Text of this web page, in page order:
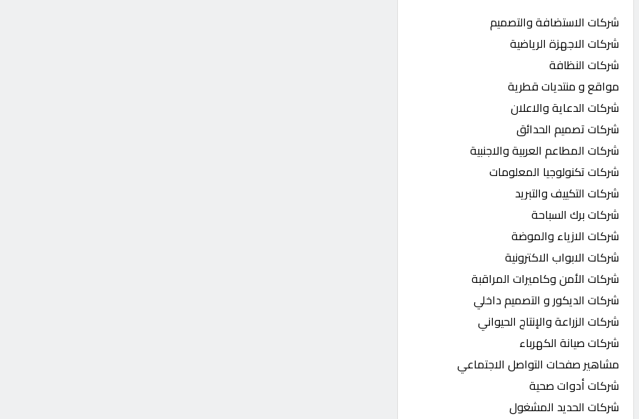
كيو
ماركت
الدليل
القطري
POWERED
QHOST
شركات الاستضافة والتصميم
شركات الاجهزة الرياضية
شركات النظافة
مواقع و منتديات قطرية
شركات الدعاية والاعلان
شركات تصميم الحدائق
شركات المطاعم العربية والاجنبية
شركات تكنولوجيا المعلومات
شركات التكييف والتبريد
شركات برك السباحة
شركات الازياء والموضة
شركات الابواب الاكترونية
شركات الأمن وكاميرات المراقبة
شركات الديكور و التصميم داخلي
شركات الزراعة والإنتاج الحيواني
شركات صيانة الكهرباء
مشاهير صفحات التواصل الاجتماعي
شركات أدوات صحية
شركات الحديد المشغول